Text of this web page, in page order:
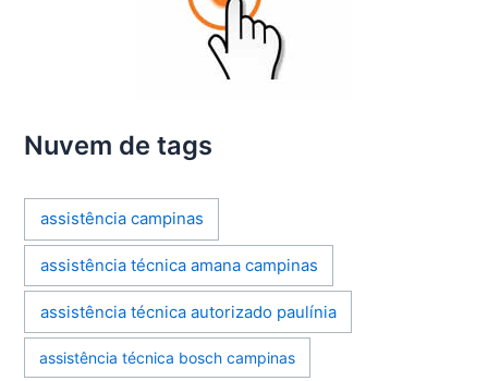
Nuvem de tags
assistência campinas
assistência técnica amana campinas
assistência técnica autorizado paulínia
assistência técnica bosch campinas